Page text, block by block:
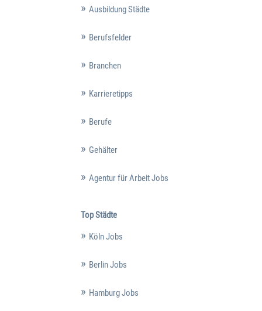
Ausbildung Städte
Berufsfelder
Branchen
Karrieretipps
Berufe
Gehälter
Agentur für Arbeit Jobs
Top Städte
Köln Jobs
Berlin Jobs
Hamburg Jobs